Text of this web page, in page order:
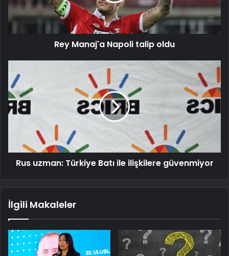
Rey Manaj'a Napoli talip oldu
Rus uzman: Türkiye Batı ile ilişkilere güvenmiyor
İlgili Makaleler